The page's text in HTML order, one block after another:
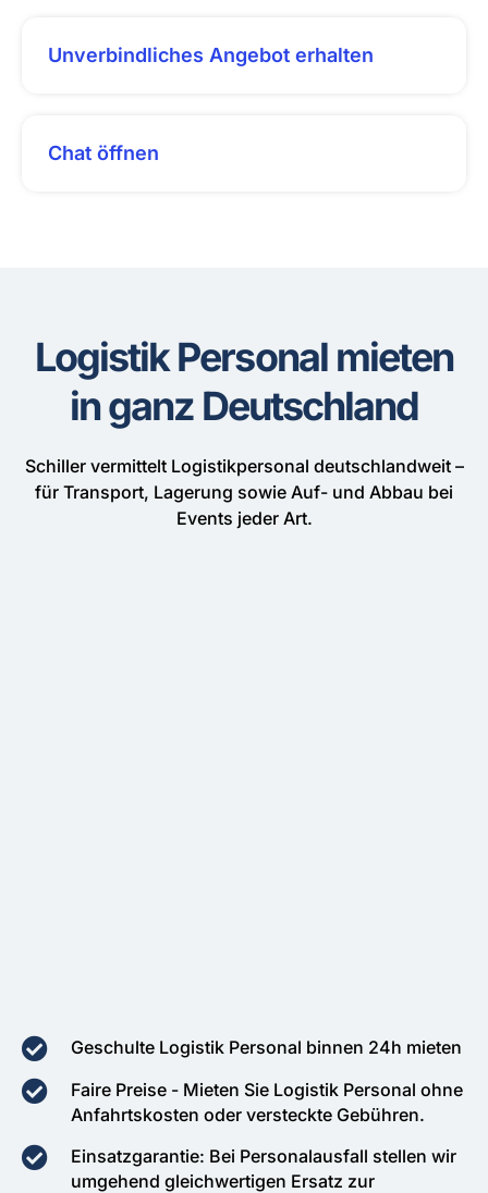
Unverbindliches Angebot erhalten
Chat öffnen
Logistik Personal mieten
in ganz Deutschland
Schiller vermittelt Logistikpersonal deutschlandweit –
für Transport, Lagerung sowie Auf- und Abbau bei
Events jeder Art.
Geschulte Logistik Personal binnen 24h mieten
Faire Preise - Mieten Sie Logistik Personal ohne
Anfahrtskosten oder versteckte Gebühren.
Einsatzgarantie: Bei Personalausfall stellen wir
umgehend gleichwertigen Ersatz zur